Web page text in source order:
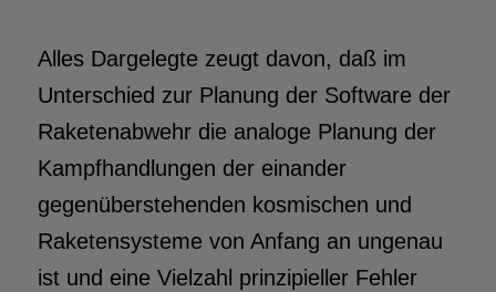
Alles Dargelegte zeugt davon, daß im
Unterschied zur Planung der Software der
Raketenabwehr die analoge Planung der
Kampfhandlungen der einander
gegenüberstehenden kosmischen und
Raketensysteme von Anfang an ungenau
ist und eine Vielzahl prinzipieller Fehler